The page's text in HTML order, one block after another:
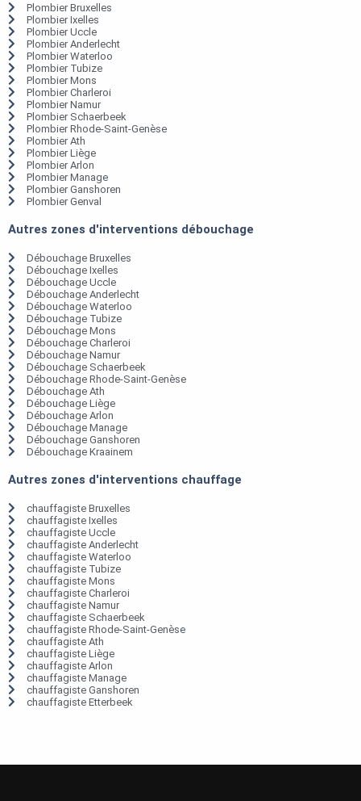
Plombier Bruxelles
Plombier Ixelles
Plombier Uccle
Plombier Anderlecht
Plombier Waterloo
Plombier Tubize
Plombier Mons
Plombier Charleroi
Plombier Namur
Plombier Schaerbeek
Plombier Rhode-Saint-Genèse
Plombier Ath
Plombier Liège
Plombier Arlon
Plombier Manage
Plombier Ganshoren
Plombier Genval
Autres zones d'interventions débouchage
Débouchage Bruxelles
Débouchage Ixelles
Débouchage Uccle
Débouchage Anderlecht
Débouchage Waterloo
Débouchage Tubize
Débouchage Mons
Débouchage Charleroi
Débouchage Namur
Débouchage Schaerbeek
Débouchage Rhode-Saint-Genèse
Débouchage Ath
Débouchage Liège
Débouchage Arlon
Débouchage Manage
Débouchage Ganshoren
Débouchage Kraainem
Autres zones d'interventions chauffage
chauffagiste Bruxelles
chauffagiste Ixelles
chauffagiste Uccle
chauffagiste Anderlecht
chauffagiste Waterloo
chauffagiste Tubize
chauffagiste Mons
chauffagiste Charleroi
chauffagiste Namur
chauffagiste Schaerbeek
chauffagiste Rhode-Saint-Genèse
chauffagiste Ath
chauffagiste Liège
chauffagiste Arlon
chauffagiste Manage
chauffagiste Ganshoren
chauffagiste Etterbeek